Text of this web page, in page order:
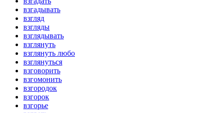
взгадывать
взгляд
взгляды
взглядывать
взглянуть
взглянуть любо
взглянуться
взговорить
взгомонить
взгородок
взгорок
взгорье